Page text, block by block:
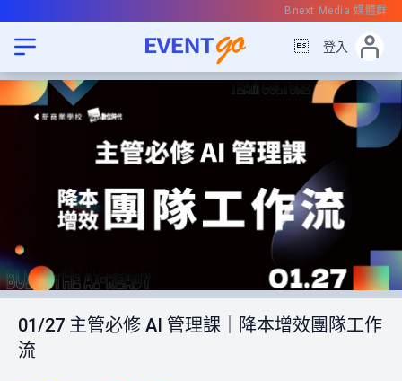
Bnext Media 媒體群
 登入
01/27 主管必修 AI 管理課｜降本增效團隊工作
流